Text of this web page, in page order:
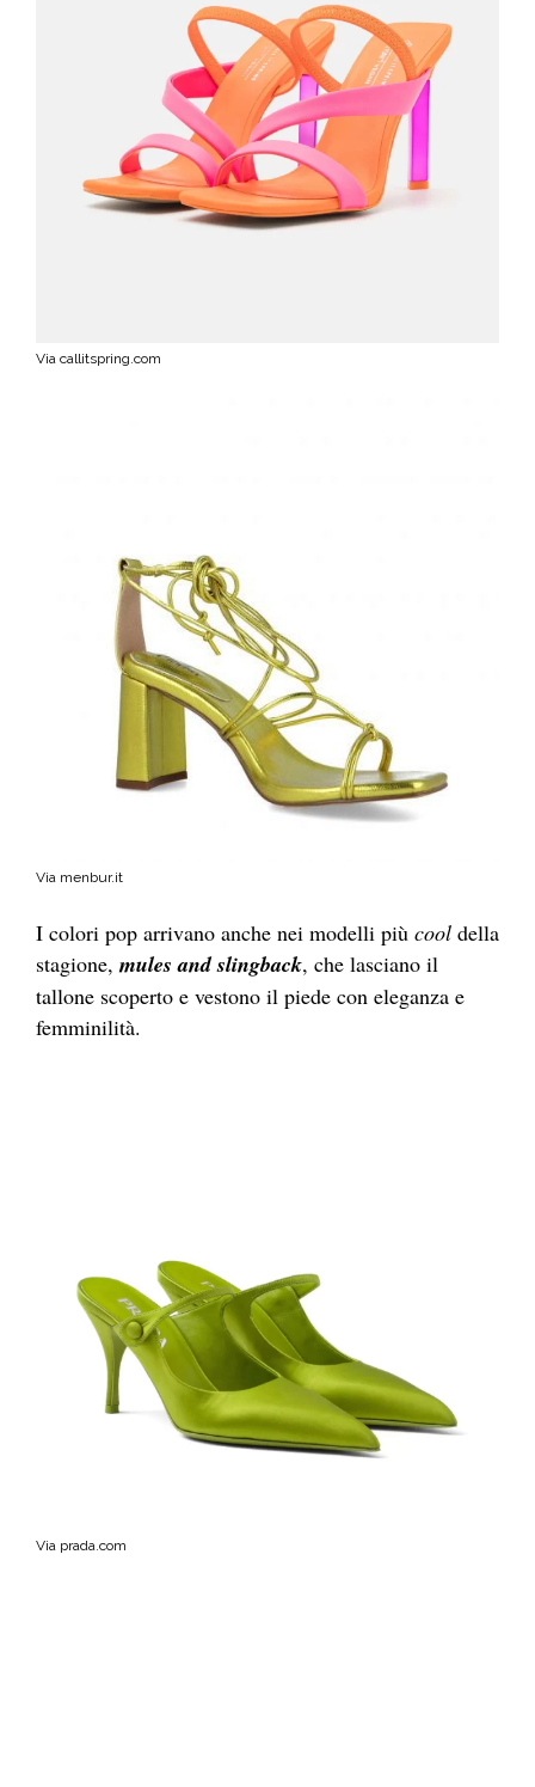
Via callitspring.com
Via menbur.it
I colori pop arrivano anche nei modelli più cool della
stagione, mules and slingback, che lasciano il
tallone scoperto e vestono il piede con eleganza e
femminilità.
Via prada.com